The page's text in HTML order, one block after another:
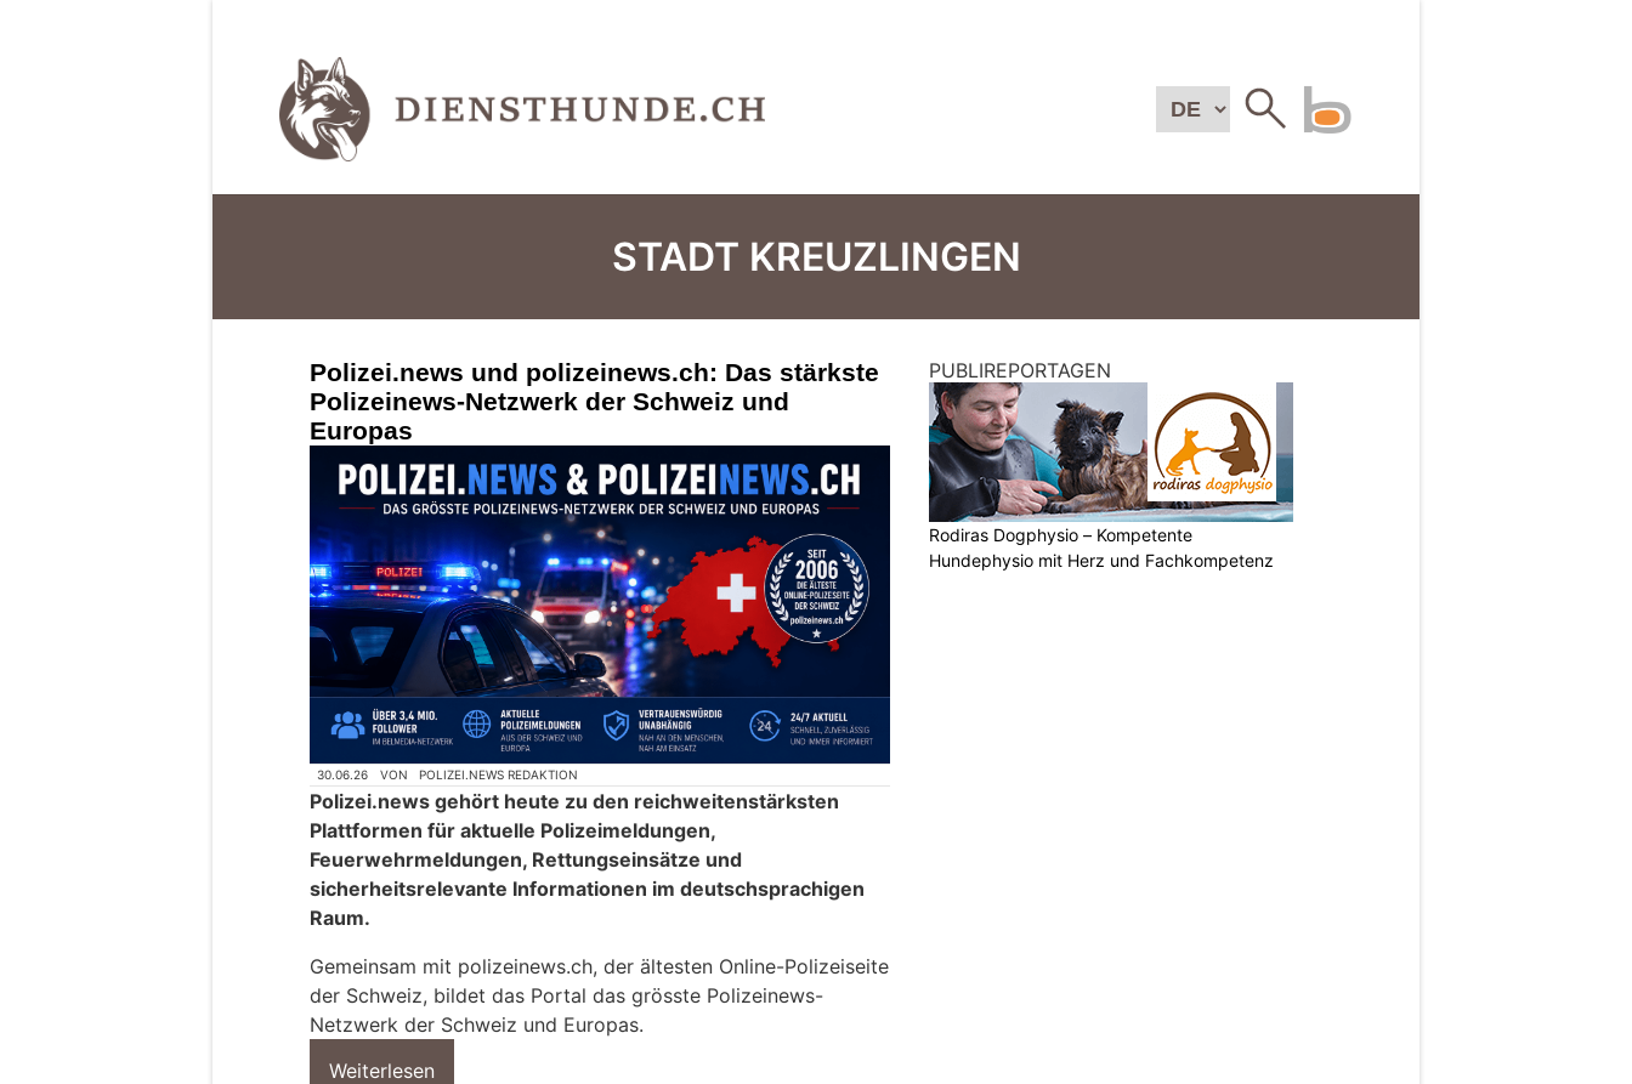
STADT KREUZLINGEN
Polizei.news und polizeinews.ch: Das stärkste
Polizeinews-Netzwerk der Schweiz und
Europas
30.06.26 VON POLIZEI.NEWS REDAKTION
Polizei.news gehört heute zu den reichweitenstärksten
Plattformen für aktuelle Polizeimeldungen,
Feuerwehrmeldungen, Rettungseinsätze und
sicherheitsrelevante Informationen im deutschsprachigen
Raum.
Gemeinsam mit polizeinews.ch, der ältesten Online-Polizeiseite
der Schweiz, bildet das Portal das grösste Polizeinews-
Netzwerk der Schweiz und Europas.
Weiterlesen
PUBLIREPORTAGEN
Rodiras Dogphysio – Kompetente
Hundephysio mit Herz und Fachkompetenz